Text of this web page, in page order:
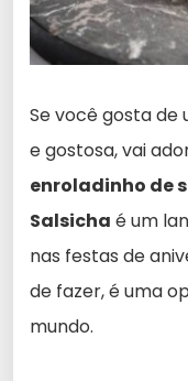
Se você gosta de
e gostosa, vai
enroladinho de
Salsicha é um
nas festas de
de fazer, é uma
mundo.